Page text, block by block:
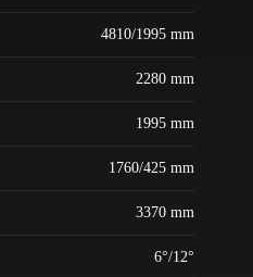
4810/1995 mm
2280 mm
1995 mm
1760/425 mm
3370 mm
6°/12°